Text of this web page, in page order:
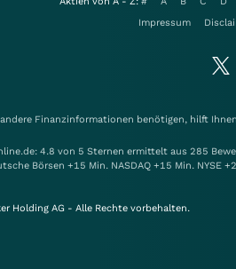
Impressum
Finanzinformationen benötigen, hilft Ihnen
4.8 von 5 Sternen ermittelt aus 285
Börsen +15 Min. NASDAQ +15 Min. NYSE
Holding AG - Alle Rechte vorbehalten.